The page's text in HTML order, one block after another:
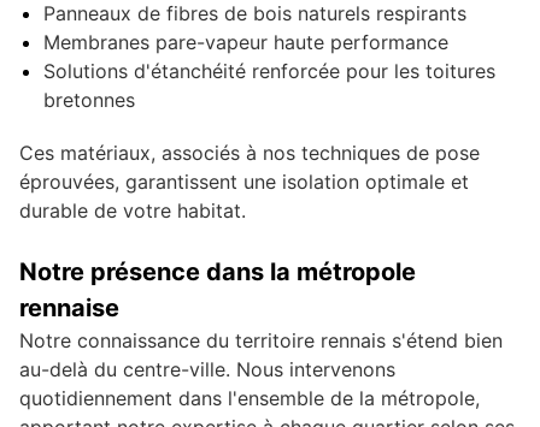
Panneaux de fibres de bois naturels respirants
Membranes pare-vapeur haute performance
Solutions d'étanchéité renforcée pour les toitures
bretonnes
Ces matériaux, associés à nos techniques de pose
éprouvées, garantissent une isolation optimale et
durable de votre habitat.
Notre présence dans la métropole
rennaise
Notre connaissance du territoire rennais s'étend bien
au-delà du centre-ville. Nous intervenons
quotidiennement dans l'ensemble de la métropole,